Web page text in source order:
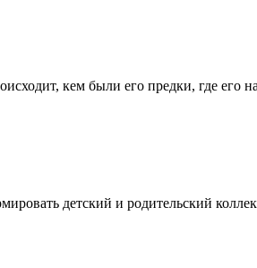
кем были его предки, где его
детский и родительский